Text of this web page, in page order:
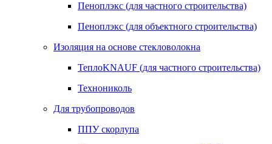
Пеноплэкс (для частного строительства)
Пеноплэкс (для объектного строительства)
Изоляция на основе стекловолокна
ТеплоKNAUF (для частного строительства)
Технониколь
Для трубопроводов
ППУ скорлупа